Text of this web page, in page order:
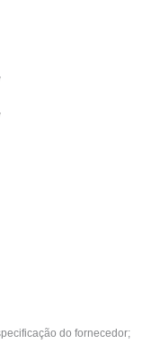
do fornecedor;